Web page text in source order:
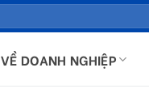
VỀ DOANH NGHIỆP